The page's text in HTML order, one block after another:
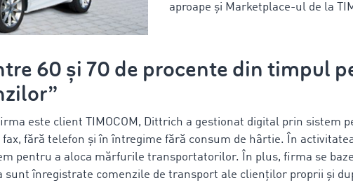
aproape și Marketplace-ul de la
60 și 70 de procente din timpul
este client TIMOCOM, Dittrich a gestionat digital prin sistem
fără telefon și în întregime fără consum de hârtie. În
pentru a aloca mărfurile transportatorilor. În plus, firma se
sunt înregistrate comenzile de transport ale clienților proprii și